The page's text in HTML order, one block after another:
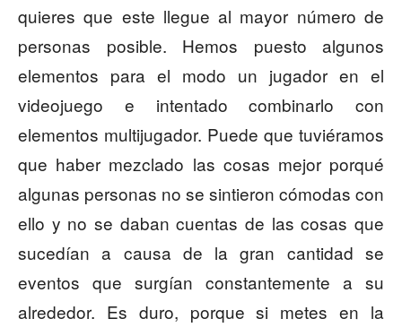
quieres que este llegue al mayor número de
personas posible. Hemos puesto algunos
elementos para el modo un jugador en el
videojuego e intentado combinarlo con
elementos multijugador. Puede que tuviéramos
que haber mezclado las cosas mejor porqué
algunas personas no se sintieron cómodas con
ello y no se daban cuentas de las cosas que
sucedían a causa de la gran cantidad se
eventos que surgían constantemente a su
alrededor. Es duro, porque si metes en la